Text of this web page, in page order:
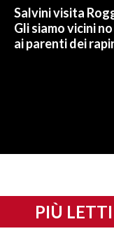
Salvini visita
Gli siamo vicini
ai parenti dei
PIÙ LETTI